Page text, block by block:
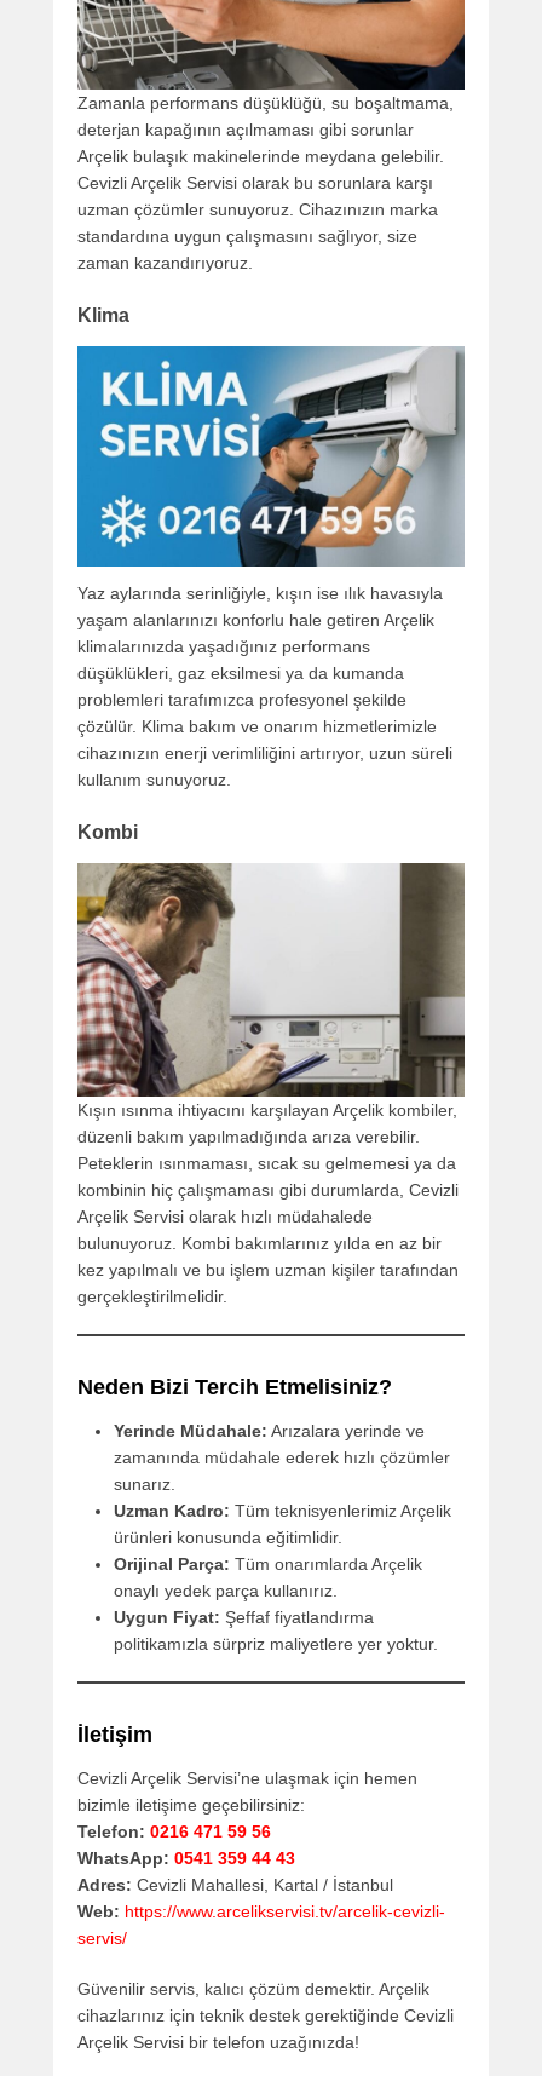
Zamanla performans düşüklüğü, su boşaltmama,
deterjan kapağının açılmaması gibi sorunlar
Arçelik bulaşık makinelerinde meydana gelebilir.
Cevizli Arçelik Servisi olarak bu sorunlara karşı
uzman çözümler sunuyoruz. Cihazınızın marka
standardına uygun çalışmasını sağlıyor, size
zaman kazandırıyoruz.
Klima
Yaz aylarında serinliğiyle, kışın ise ılık havasıyla
yaşam alanlarınızı konforlu hale getiren Arçelik
klimalarınızda yaşadığınız performans
düşüklükleri, gaz eksilmesi ya da kumanda
problemleri tarafımızca profesyonel şekilde
çözülür. Klima bakım ve onarım hizmetlerimizle
cihazınızın enerji verimliliğini artırıyor, uzun süreli
kullanım sunuyoruz.
Kombi
Kışın ısınma ihtiyacını karşılayan Arçelik kombiler,
düzenli bakım yapılmadığında arıza verebilir.
Peteklerin ısınmaması, sıcak su gelmemesi ya da
kombinin hiç çalışmaması gibi durumlarda, Cevizli
Arçelik Servisi olarak hızlı müdahalede
bulunuyoruz. Kombi bakımlarınız yılda en az bir
kez yapılmalı ve bu işlem uzman kişiler tarafından
gerçekleştirilmelidir.
Neden Bizi Tercih Etmelisiniz?
Yerinde Müdahale: Arızalara yerinde ve
zamanında müdahale ederek hızlı çözümler
sunarız.
Uzman Kadro: Tüm teknisyenlerimiz Arçelik
ürünleri konusunda eğitimlidir.
Orijinal Parça: Tüm onarımlarda Arçelik
onaylı yedek parça kullanırız.
Uygun Fiyat: Şeffaf fiyatlandırma
politikamızla sürpriz maliyetlere yer yoktur.
İletişim
Cevizli Arçelik Servisi’ne ulaşmak için hemen
bizimle iletişime geçebilirsiniz:
Telefon: 0216 471 59 56
WhatsApp: 0541 359 44 43
Adres: Cevizli Mahallesi, Kartal / İstanbul
Web: https://www.arcelikservisi.tv/arcelik-cevizli-
servis/
Güvenilir servis, kalıcı çözüm demektir. Arçelik
cihazlarınız için teknik destek gerektiğinde Cevizli
Arçelik Servisi bir telefon uzağınızda!